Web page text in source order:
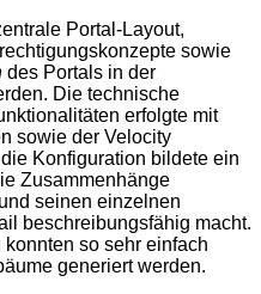
Portal-Layout,
sowie
des Portals in der
Die technische
erfolgte mit
sowie der Velocity
Konfiguration bildete ein
Zusammenhänge
seinen einzelnen
beschreibungsfähig macht.
so sehr einfach
generiert werden.